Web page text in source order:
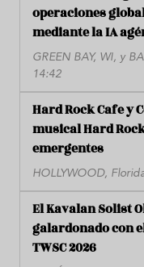
operaciones
mediante la IA
GREEN BAY, WI, y
14:42
Hard Rock Cafe y
musical Hard
emergentes
HOLLYWOOD,
El Kavalan Solist
galardonado con
TWSC 2026